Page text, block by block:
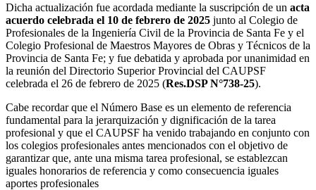
Dicha actualización fue acordada mediante la suscripción de un acta
acuerdo celebrada el 10 de febrero de 2025 junto al Colegio de
Profesionales de la Ingeniería Civil de la Provincia de Santa Fe y el
Colegio Profesional de Maestros Mayores de Obras y Técnicos de la
Provincia de Santa Fe; y fue debatida y aprobada por unanimidad en
la reunión del Directorio Superior Provincial del CAUPSF
celebrada el 26 de febrero de 2025 (Res.DSP N°738-25).
Cabe recordar que el Número Base es un elemento de referencia
fundamental para la jerarquización y dignificación de la tarea
profesional y que el CAUPSF ha venido trabajando en conjunto con
los colegios profesionales antes mencionados con el objetivo de
garantizar que, ante una misma tarea profesional, se establezcan
iguales honorarios de referencia y como consecuencia iguales
aportes profesionales